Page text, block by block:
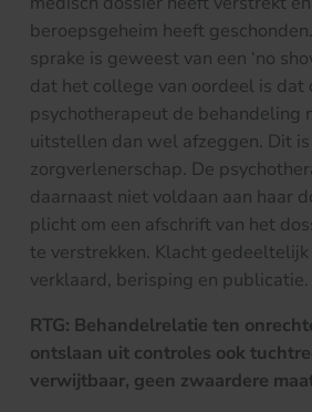
beroepsgeheim heeft
sprake is geweest van een ‘no
dat het college van oordeel is dat
psychotherapeut de behandeling
uitstellen dan wel afzeggen. Dit
zorgverlenerschap. De
daarnaast niet voldaan aan haar
plicht om een afschrift van het
te verstrekken. Klacht
verklaard, berisping en publicatie.
RTG: Behandelrelatie ten
ontslaan uit controles ook
verwijtbaar, geen zwaardere